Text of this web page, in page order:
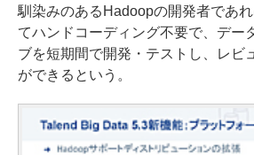
馴染みのあるHadoopの開発者であ
てハンドコーディング不要で、デー
ブを短期間で開発・テストし、レビ
ができるという。